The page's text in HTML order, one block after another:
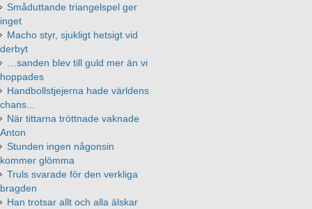
Småduttande triangelspel ger
inget
Macho styr, sjukligt hetsigt vid
derbyt
…sanden blev till guld mer än vi
hoppades
Handbollstjejerna hade världens
chans...
När tittarna tröttnade vaknade
Anton
Stunden ingen någonsin
kommer glömma
Truls svarade för den verkliga
bragden
Han trotsar allt och alla älskar